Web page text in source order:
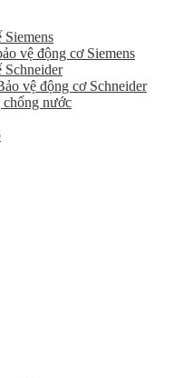
Siemens
vệ động cơ Siemens
Schneider
vệ động cơ Schneider
chống nước